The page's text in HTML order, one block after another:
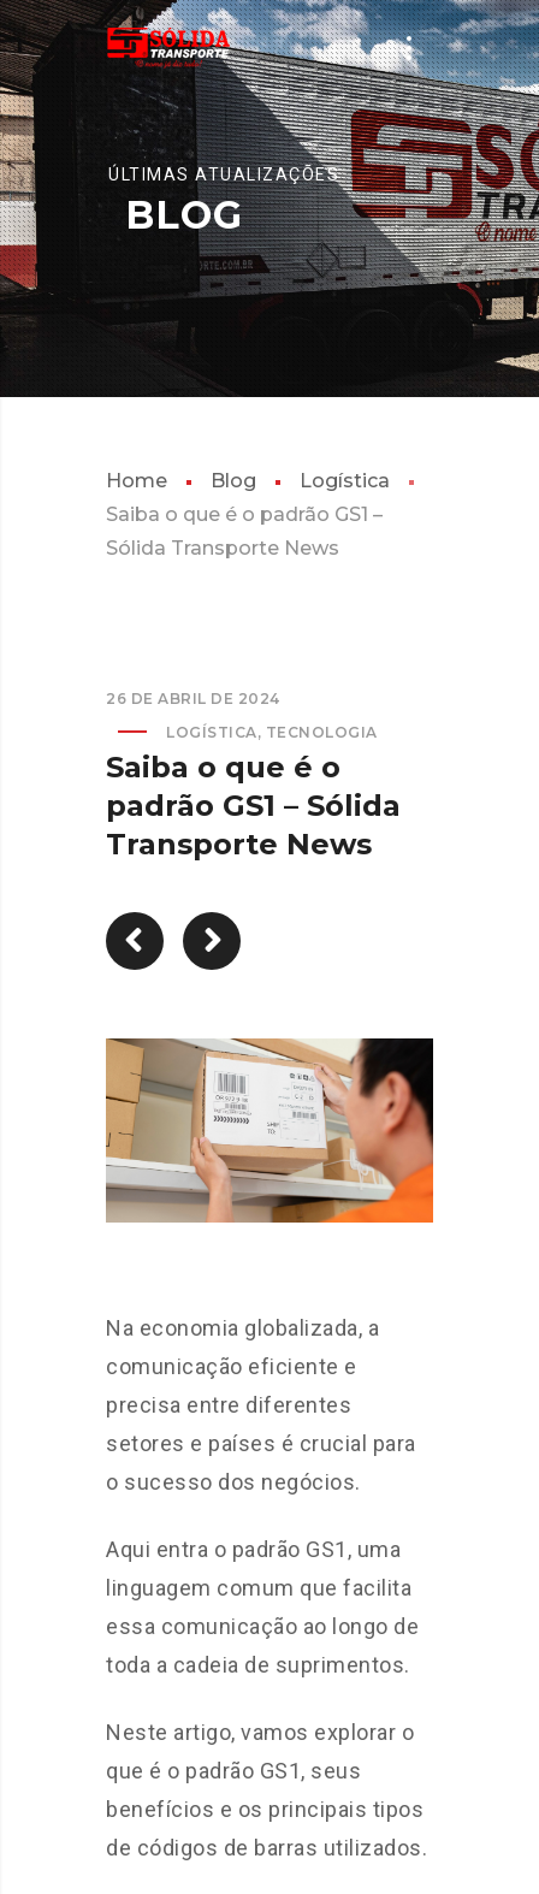
ÚLTIMAS ATUALIZAÇÕES
BLOG
Home Blog
Logística
Saiba o que é o padrão GS1 –
Sólida Transporte News
26 DE ABRIL DE 2024
LOGÍSTICA, TECNOLOGIA
Saiba o que é o
padrão GS1 – Sólida
Transporte News
Na economia globalizada, a
comunicação eficiente e
precisa entre diferentes
setores e países é crucial para
o sucesso dos negócios.
Aqui entra o padrão GS1, uma
linguagem comum que facilita
essa comunicação ao longo de
toda a cadeia de suprimentos.
Neste artigo, vamos explorar o
que é o padrão GS1, seus
benefícios e os principais tipos
de códigos de barras utilizados.